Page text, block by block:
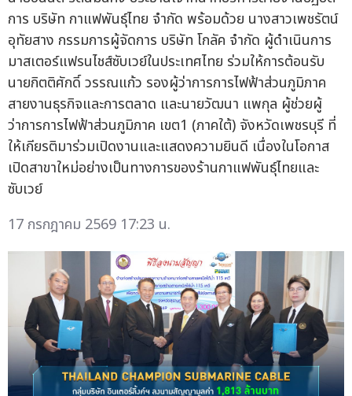
การ บริษัท กาแฟพันธุ์ไทย จำกัด พร้อมด้วย นางสาวเพชรัตน์
อุทัยสาง กรรมการผู้จัดการ บริษัท โกลัค จำกัด ผู้ดำเนินการ
มาสเตอร์แฟรนไชส์ซับเวย์ในประเทศไทย ร่วมให้การต้อนรับ
นายกิตติศักดิ์ วรรณแก้ว รองผู้ว่าการการไฟฟ้าส่วนภูมิภาค
สายงานธุรกิจและการตลาด และนายวัฒนา แพกุล ผู้ช่วยผู้
ว่าการการไฟฟ้าส่วนภูมิภาค เขต1 (ภาคใต้) จังหวัดเพชรบุรี ที่
ให้เกียรติมาร่วมเปิดงานและแสดงความยินดี เนื่องในโอกาส
เปิดสาขาใหม่อย่างเป็นทางการของร้านกาแฟพันธุ์ไทยและ
ซับเวย์
17 กรกฎาคม 2569 17:23 น.